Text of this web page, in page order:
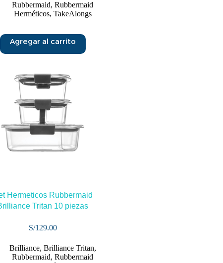
Rubbermaid, Rubbermaid
Herméticos, TakeAlongs
Agregar al carrito
Hermeticos Rubbermaid
Tritan 10 piezas
S/129.00
Brilliance, Brilliance Tritan,
Rubbermaid, Rubbermaid